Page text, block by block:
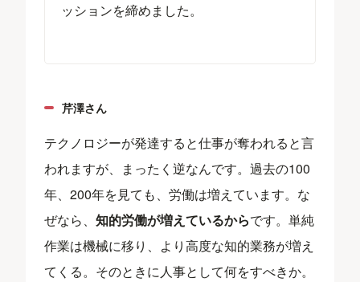
ッションを締めました。
芹澤さん
テクノロジーが発達すると仕事が奪われると言
われますが、まったく逆なんです。過去の100
年、200年を見ても、労働は増えています。な
ぜなら、知的労働が増えているからです。単純
作業は機械に移り、より高度な知的業務が増え
てくる。そのときに人事として何をすべきか。